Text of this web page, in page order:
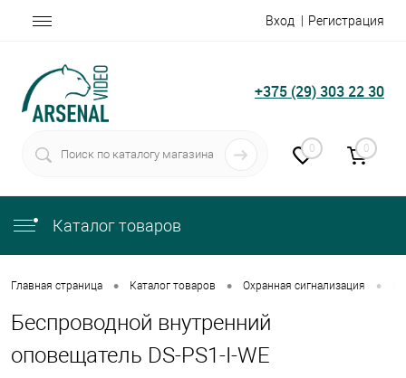
Вход Регистрация
+375 (29) 303 22 30
0 0
Каталог товаров
Главная страница • Каталог товаров • Охранная сигнализация •
Беспроводной внутренний
оповещатель DS-PS1-I-WE